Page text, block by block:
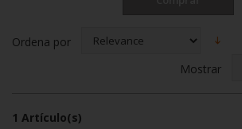
Ordena por
Mostrar
1 Artículo(s)